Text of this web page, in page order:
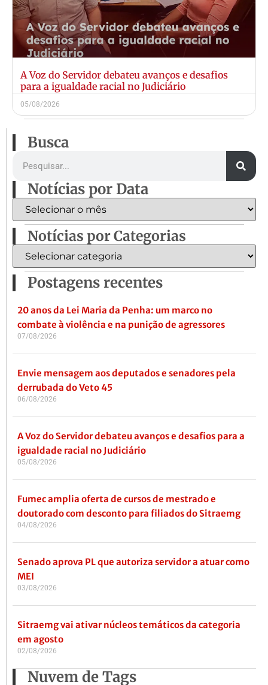
A Voz do Servidor debateu avanços e desafios
para a igualdade racial no Judiciário
05/08/2026
Busca
Notícias por Data
Notícias por Categorias
Postagens recentes
20 anos da Lei Maria da Penha: um marco no
combate à violência e na punição de agressores
07/08/2026
Envie mensagem aos deputados e senadores pela
derrubada do Veto 45
06/08/2026
A Voz do Servidor debateu avanços e desafios para a
igualdade racial no Judiciário
05/08/2026
Fumec amplia oferta de cursos de mestrado e
doutorado com desconto para filiados do Sitraemg
04/08/2026
Senado aprova PL que autoriza servidor a atuar como
MEI
03/08/2026
Sitraemg vai ativar núcleos temáticos da categoria
em agosto
02/08/2026
Nuvem de Tags